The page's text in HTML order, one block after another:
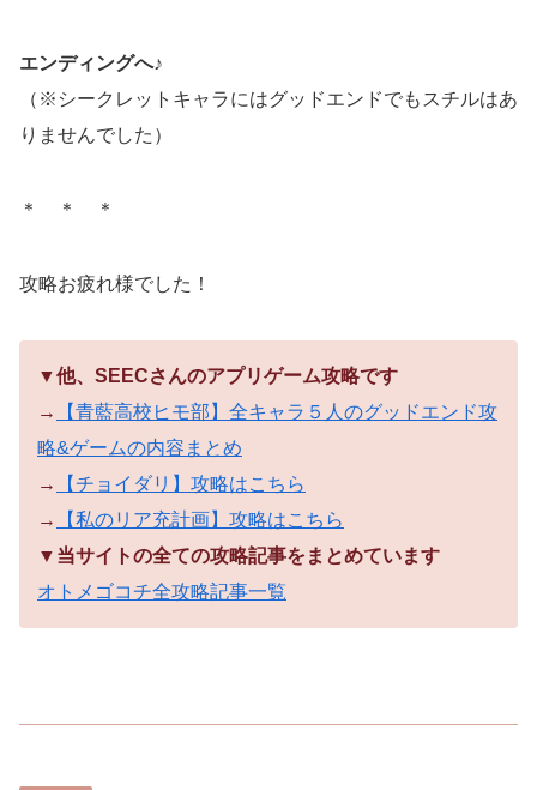
エンディングへ♪
（※シークレットキャラにはグッドエンドでもスチルはあ
りませんでした）
＊ ＊ ＊
攻略お疲れ様でした！
▼他、SEECさんのアプリゲーム攻略です
→
【青藍高校ヒモ部】全キャラ５人のグッドエンド攻
略&ゲームの内容まとめ
→
【チョイダリ】攻略はこちら
→
【私のリア充計画】攻略はこちら
▼当サイトの全ての攻略記事をまとめています
オトメゴコチ全攻略記事一覧